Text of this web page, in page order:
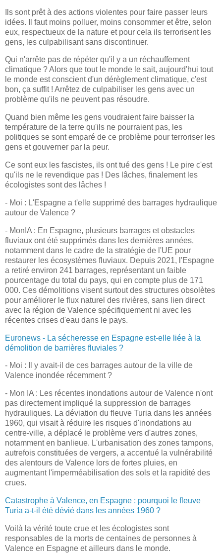
Ils sont prêt à des actions violentes pour faire passer leurs
idées. Il faut moins polluer, moins consommer et être, selon
eux, respectueux de la nature et pour cela ils terrorisent les
gens, les culpabilisant sans discontinuer.
Qui n'arrête pas de répéter qu'il y a un réchauffement
climatique ? Alors que tout le monde le sait, aujourd'hui tout
le monde est conscient d'un dérèglement climatique, c'est
bon, ça suffit ! Arrêtez de culpabiliser les gens avec un
problème qu'ils ne peuvent pas résoudre.
Quand bien même les gens voudraient faire baisser la
température de la terre qu'ils ne pourraient pas, les
politiques se sont emparé de ce problème pour terroriser les
gens et gouverner par la peur.
Ce sont eux les fascistes, ils ont tué des gens ! Le pire c'est
qu'ils ne le revendique pas ! Des lâches, finalement les
écologistes sont des lâches !
- Moi : L'Espagne a t'elle supprimé des barrages hydraulique
autour de Valence ?
- MonIA : En Espagne, plusieurs barrages et obstacles
fluviaux ont été supprimés dans les dernières années,
notamment dans le cadre de la stratégie de l'UE pour
restaurer les écosystèmes fluviaux. Depuis 2021, l'Espagne
a retiré environ 241 barrages, représentant un faible
pourcentage du total du pays, qui en compte plus de 171
000. Ces démolitions visent surtout des structures obsolètes
pour améliorer le flux naturel des rivières, sans lien direct
avec la région de Valence spécifiquement ni avec les
récentes crises d'eau dans le pays​.
Euronews - La sécheresse en Espagne est-elle liée à la
démolition de barrières fluviales ?
- Moi : Il y avait-il de ces barrages autour de la ville de
Valence inondée récemment ?
- Mon IA : Les récentes inondations autour de Valence n'ont
pas directement impliqué la suppression de barrages
hydrauliques. La déviation du fleuve Turia dans les années
1960, qui visait à réduire les risques d'inondations au
centre-ville, a déplacé le problème vers d'autres zones,
notamment en banlieue. L'urbanisation des zones tampons,
autrefois constituées de vergers, a accentué la vulnérabilité
des alentours de Valence lors de fortes pluies, en
augmentant l'imperméabilisation des sols et la rapidité des
crues.
Catastrophe à Valence, en Espagne : pourquoi le fleuve
Turia a-t-il été dévié dans les années 1960 ?
Voilà la vérité toute crue et les écologistes sont
responsables de la morts de centaines de personnes à
Valence en Espagne et ailleurs dans le monde.